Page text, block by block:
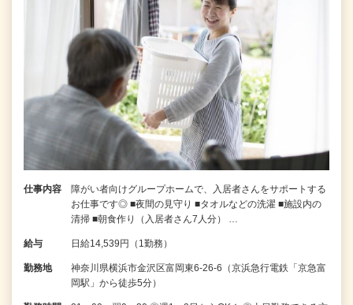
仕事内容
障がい者向けグループホームで、入居者さんをサポートする
お仕事です◎ ■夜間の見守り ■タオルなどの洗濯 ■施設内の
清掃 ■朝食作り（入居者さん7人分） …
給与 日給14,539円（1勤務）
勤務地
神奈川県横浜市金沢区富岡東6-26-6（京浜急行電鉄「京急富
岡駅」から徒歩5分）